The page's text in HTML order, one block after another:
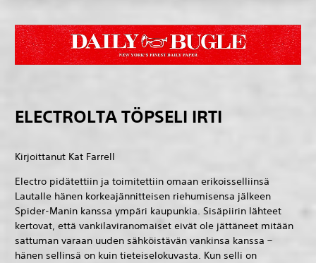
ELECTROLTA TÖPSELI IRTI
Kirjoittanut Kat Farrell
Electro pidätettiin ja toimitettiin omaan erikoisselliinsä
Lautalle hänen korkeajännitteisen riehumisensa jälkeen
Spider-Manin kanssa ympäri kaupunkia. Sisäpiirin lähteet
kertovat, että vankilaviranomaiset eivät ole jättäneet mitään
sattuman varaan uuden sähköistävän vankinsa kanssa –
hänen sellinsä on kuin tieteiselokuvasta. Kun selli on